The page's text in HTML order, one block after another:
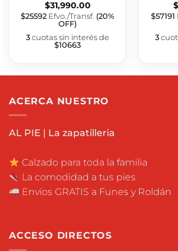
$31,990.00
$25592 Efvo./Transf. (20%
OFF)
3cuotas sin interés de
$10663
$
$57191
3
ACERCA NUESTRO
AL PIE | La zapatilleria
Calzado para toda la familia
La comodidad a tus pies
Envios GRATIS a Funes y Roldán
ACCESO DIRECTOS